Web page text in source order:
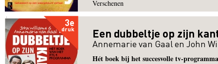
Verschenen
3e
druk Een dubbeltje op zijn
Annemarie van Gaalen John
Hét boek bij het succesvolle tv-programma